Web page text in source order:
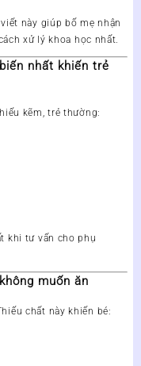
này giúp bố mẹ nhận
xử lý khoa học nhất.
nhất khiến trẻ
kẽm, trẻ thường:
khi tư vấn cho phụ
muốn ăn
chất này khiến bé: